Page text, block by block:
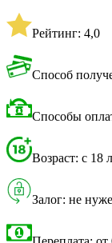
Рейтинг: 4,0
Способ
Способы
Возраст: с 18
Залог: не